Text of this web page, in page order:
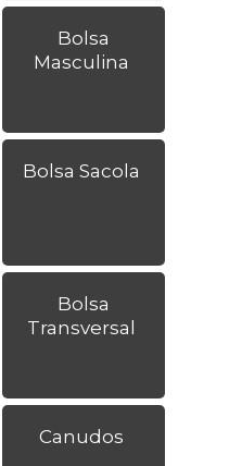
Bolsa
Masculina
Bolsa Sacola
Bolsa
Transversal
Canudos